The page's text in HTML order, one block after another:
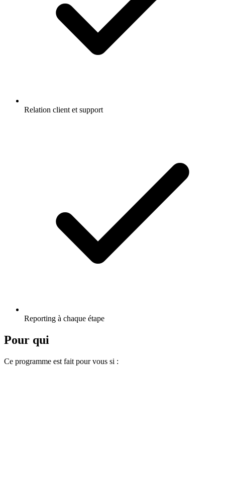
Relation client et support
Reporting à chaque étape
Pour qui
Ce programme est fait pour vous si :